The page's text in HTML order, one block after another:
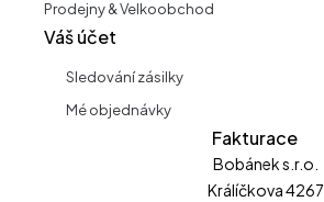
Prodejny & Velkoobchod
Váš účet
Sledování zásilky
Mé objednávky
Fakturace
Bobánek s.r.o.
Králíčkova 4267